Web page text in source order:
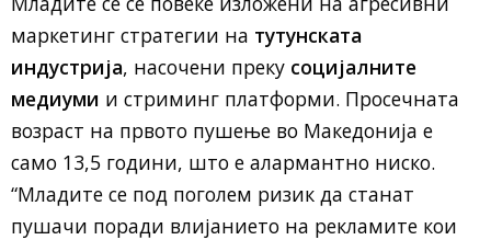
маркетинг стратегии на тутунската
индустрија, насочени преку социјалните
медиуми и стриминг платформи. Просечната
возраст на првото пушење во Македонија е
само 13,5 години, што е алармантно ниско.
“Младите се под поголем ризик да станат
пушачи поради влијанието на рекламите кои